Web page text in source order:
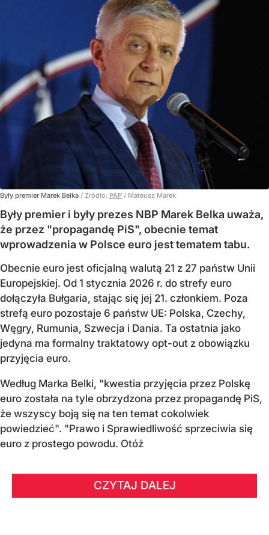
Były premier Marek Belka / Źródło: PAP / Mateusz Marek
Były premier i były prezes NBP Marek Belka uważa,
że przez "propagandę PiS", obecnie temat
wprowadzenia w Polsce euro jest tematem tabu.
Obecnie euro jest oficjalną walutą 21 z 27 państw Unii
Europejskiej. Od 1 stycznia 2026 r. do strefy euro
dołączyła Bułgaria, stając się jej 21. członkiem. Poza
strefą euro pozostaje 6 państw UE: Polska, Czechy,
Węgry, Rumunia, Szwecja i Dania. Ta ostatnia jako
jedyna ma formalny traktatowy opt-out z obowiązku
przyjęcia euro.
Według Marka Belki, "kwestia przyjęcia przez Polskę
euro została na tyle obrzydzona przez propagandę PiS,
że wszyscy boją się na ten temat cokolwiek
powiedzieć". "Prawo i Sprawiedliwość sprzeciwia się
euro z prostego powodu. Otóż
CZYTAJ DALEJ